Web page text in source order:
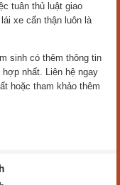
tuân thủ luật giao
xe cẩn thận luôn là
sinh có thêm thông tin
nhất. Liên hệ ngay
hoặc tham khảo thêm